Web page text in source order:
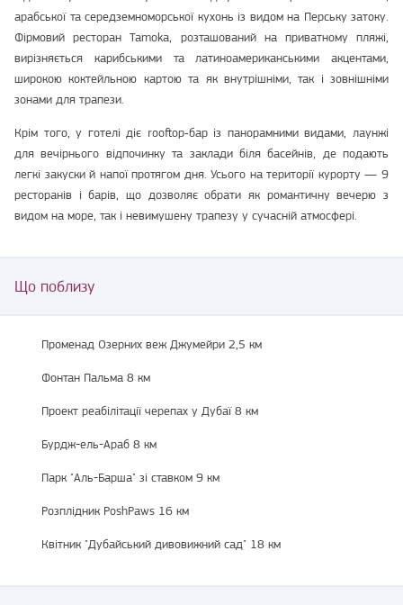
арабської та середземноморської кухонь із видом на Перську затоку.
Фірмовий ресторан Tamoka, розташований на приватному пляжі,
вирізняється карибськими та латиноамериканськими акцентами,
широкою коктейльною картою та як внутрішніми, так і зовнішніми
зонами для трапези.
Крім того, у готелі діє rooftop‑бар із панорамними видами, лаунжі
для вечірнього відпочинку та заклади біля басейнів, де подають
легкі закуски й напої протягом дня. Усього на території курорту — 9
ресторанів і барів, що дозволяє обрати як романтичну вечерю з
видом на море, так і невимушену трапезу у сучасній атмосфері.
Що поблизу
Променад Озерних веж Джумейри 2,5 км
Фонтан Пальма 8 км
Проект реабілітації черепах у Дубаї 8 км
Бурдж-ель-Араб 8 км
Парк "Аль-Барша" зі ставком 9 км
Розплідник PoshPaws 16 км
Квітник "Дубайський дивовижний сад" 18 км